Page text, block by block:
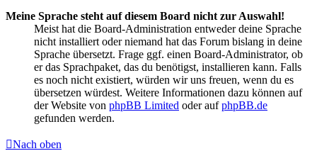
Meine Sprache steht auf diesem Board nicht zur Auswahl!
Meist hat die Board-Administration entweder deine Sprache
nicht installiert oder niemand hat das Forum bislang in deine
Sprache übersetzt. Frage ggf. einen Board-Administrator, ob
er das Sprachpaket, das du benötigst, installieren kann. Falls
es noch nicht existiert, würden wir uns freuen, wenn du es
übersetzen würdest. Weitere Informationen dazu können auf
der Website von phpBB Limited oder aufphpBB.de
gefunden werden.
Nach oben